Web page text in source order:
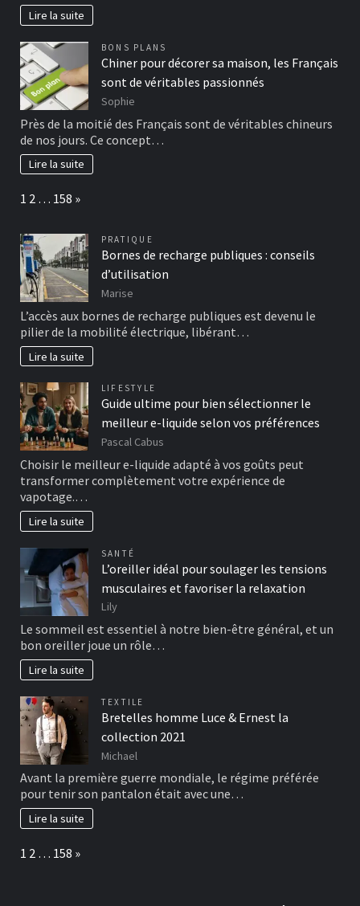
Lire la suite
BONS PLANS
Chiner pour décorer sa maison, les Français
sont de véritables passionnés
Sophie
Près de la moitié des Français sont de véritables chineurs
de nos jours. Ce concept…
Lire la suite
Page:
1 2 … 158 Next
»
PRATIQUE
Bornes de recharge publiques : conseils
d’utilisation
Marise
L’accès aux bornes de recharge publiques est devenu le
pilier de la mobilité électrique, libérant…
Lire la suite
LIFESTYLE
Guide ultime pour bien sélectionner le
meilleur e-liquide selon vos préférences
Pascal Cabus
Choisir le meilleur e-liquide adapté à vos goûts peut
transformer complètement votre expérience de
vapotage.…
Lire la suite
SANTÉ
L’oreiller idéal pour soulager les tensions
musculaires et favoriser la relaxation
Lily
Le sommeil est essentiel à notre bien-être général, et un
bon oreiller joue un rôle…
Lire la suite
TEXTILE
Bretelles homme Luce & Ernest la
collection 2021
Michael
Avant la première guerre mondiale, le régime préférée
pour tenir son pantalon était avec une…
Lire la suite
Page:
1 2 … 158 Next
»